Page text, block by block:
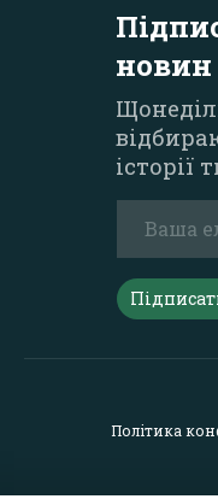
новин
історії
Політика